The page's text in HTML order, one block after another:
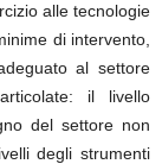
alle tecnologie
di intervento,
al settore
il livello
del settore non
degli strumenti